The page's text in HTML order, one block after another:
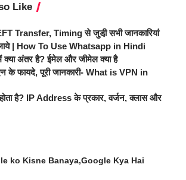
Like
Transfer, Timing से जुडी़ सभी जानकारियां
| How To Use Whatsapp in Hindi
अंतर है? ईमेल और जीमेल क्या है
के फायदे, पूरी जानकारी- What is VPN in
है? IP Address के प्रकार, वर्जन, क्लास और
ko Kisne Banaya Google Kya Hai